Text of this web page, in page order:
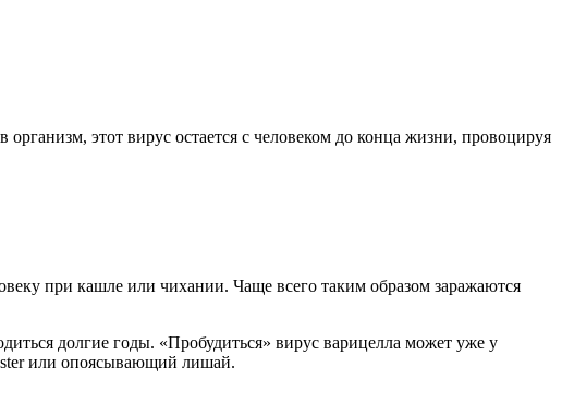
этот вирус остается с человеком до конца жизни, провоцируя
при кашле или чихании. Чаще всего таким образом заражаются
долгие годы. «Пробудиться» вирус варицелла может уже у
или опоясывающий лишай.